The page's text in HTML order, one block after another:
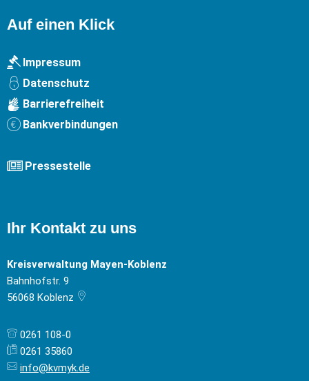
Auf einen Klick
Impressum
Datenschutz
Barrierefreiheit
Bankverbindungen
Pressestelle
Ihr Kontakt zu uns
Kreisverwaltung Mayen-Koblenz
Bahnhofstr. 9
56068 Koblenz
0261 108-0
0261 35860
info@kvmyk.de